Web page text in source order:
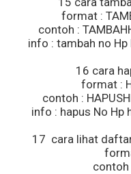
format :
contoh :
info : tambah no Hp
16 cara
format :
contoh :
info : hapus No Hp
17 cara lihat
contoh